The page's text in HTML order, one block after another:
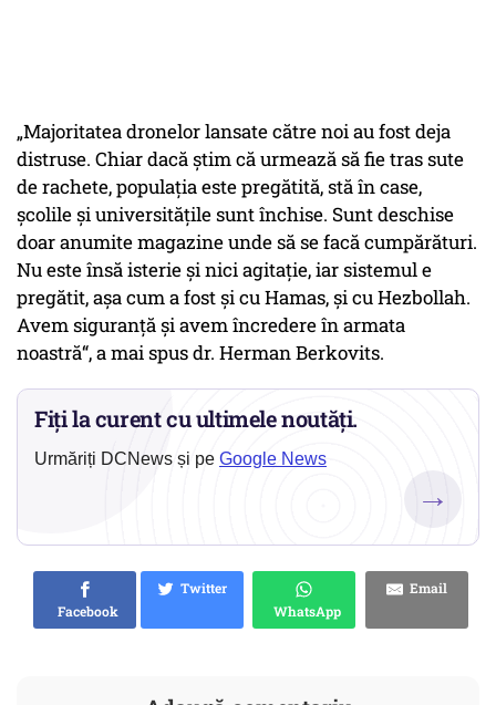
„Majoritatea dronelor lansate către noi au fost deja
distruse. Chiar dacă știm că urmează să fie tras sute
de rachete, populația este pregătită, stă în case,
școlile și universitățile sunt închise. Sunt deschise
doar anumite magazine unde să se facă cumpărături.
Nu este însă isterie și nici agitație, iar sistemul e
pregătit, așa cum a fost și cu Hamas, și cu Hezbollah.
Avem siguranță și avem încredere în armata
noastră“, a mai spus dr. Herman Berkovits.
Fiți la curent cu ultimele noutăți.
Urmăriți DCNews și pe Google News
→
Facebook
Twitter
WhatsApp
Email